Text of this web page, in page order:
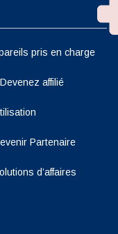
pris en charge
Devenez affilié
Partenaire
d’affaires